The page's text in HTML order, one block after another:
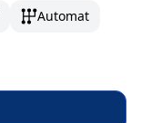
Automat